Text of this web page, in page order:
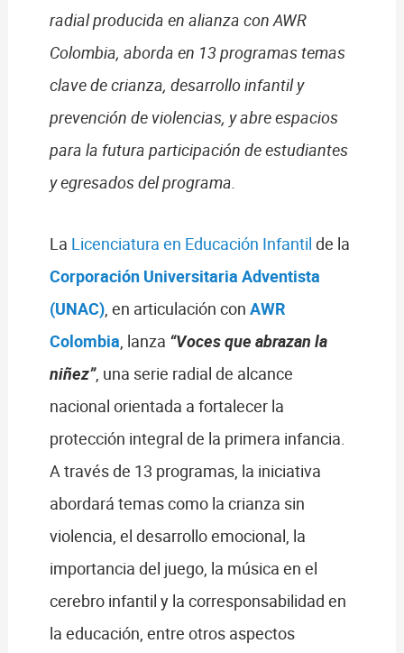
radial producida en alianza con AWR
Colombia, aborda en 13 programas temas
clave de crianza, desarrollo infantil y
prevención de violencias, y abre espacios
para la futura participación de estudiantes
y egresados del programa.
La Licenciatura en Educación Infantil de la
Corporación Universitaria Adventista
(UNAC), en articulación con AWR
Colombia, lanza “Voces que abrazan la
niñez”, una serie radial de alcance
nacional orientada a fortalecer la
protección integral de la primera infancia.
A través de 13 programas, la iniciativa
abordará temas como la crianza sin
violencia, el desarrollo emocional, la
importancia del juego, la música en el
cerebro infantil y la corresponsabilidad en
la educación, entre otros aspectos